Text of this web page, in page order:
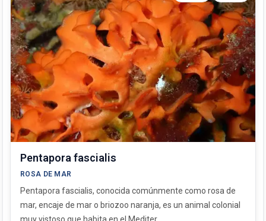
Pentapora fascialis
ROSA DE MAR
Pentapora fascialis, conocida comúnmente como rosa de
mar, encaje de mar o briozoo naranja, es un animal colonial